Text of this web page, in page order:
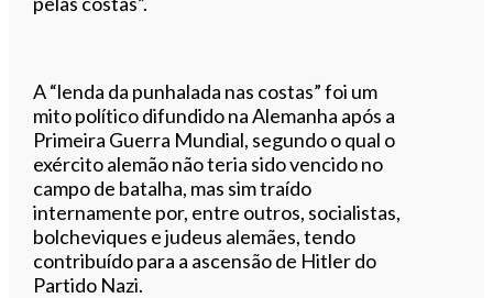
A “lenda da punhalada nas costas” foi um
mito político difundido na Alemanha após a
Primeira Guerra Mundial, segundo o qual o
exército alemão não teria sido vencido no
campo de batalha, mas sim traído
internamente por, entre outros, socialistas,
bolcheviques e judeus alemães, tendo
contribuído para a ascensão de Hitler do
Partido Nazi.